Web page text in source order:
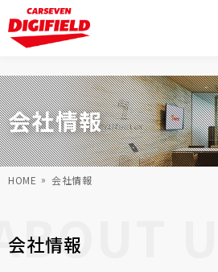
会社情報
HOME 会社情報
会社情報 US